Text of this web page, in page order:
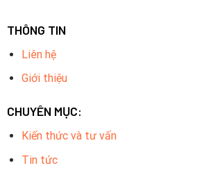
THÔNG TIN
Liên hệ
Giới thiệu
CHUYÊN MỤC:
Kiến thức và tư vấn
Tin tức